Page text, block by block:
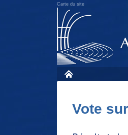
Carte du site
Vote